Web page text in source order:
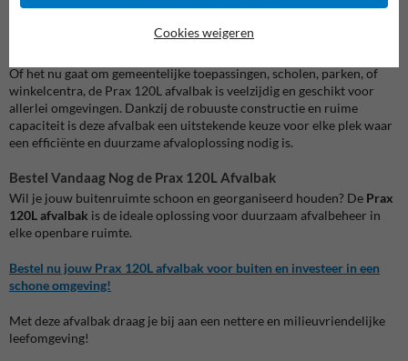
Of het nu gaat om gemeentelijke toepassingen, scholen, parken, of
winkelcentra, de Prax 120L afvalbak is veelzijdig en geschikt voor
allerlei omgevingen. Dankzij de robuuste constructie en ruime
capaciteit is deze afvalbak een uitstekende keuze voor elke plek waar
een efficiënte en duurzame afvaloplossing nodig is.
Bestel Vandaag Nog de Prax 120L Afvalbak
Wil je jouw buitenruimte schoon en georganiseerd houden? De Prax
120L afvalbak is de ideale oplossing voor duurzaam afvalbeheer in
elke openbare ruimte.
Bestel nu jouw Prax 120L afvalbak voor buiten en investeer in een
schone omgeving!
Met deze afvalbak draag je bij aan een nettere en milieuvriendelijke
leefomgeving!
Cookies weigeren